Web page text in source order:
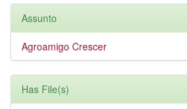
Assunto
Agroamigo Crescer
Has File(s)